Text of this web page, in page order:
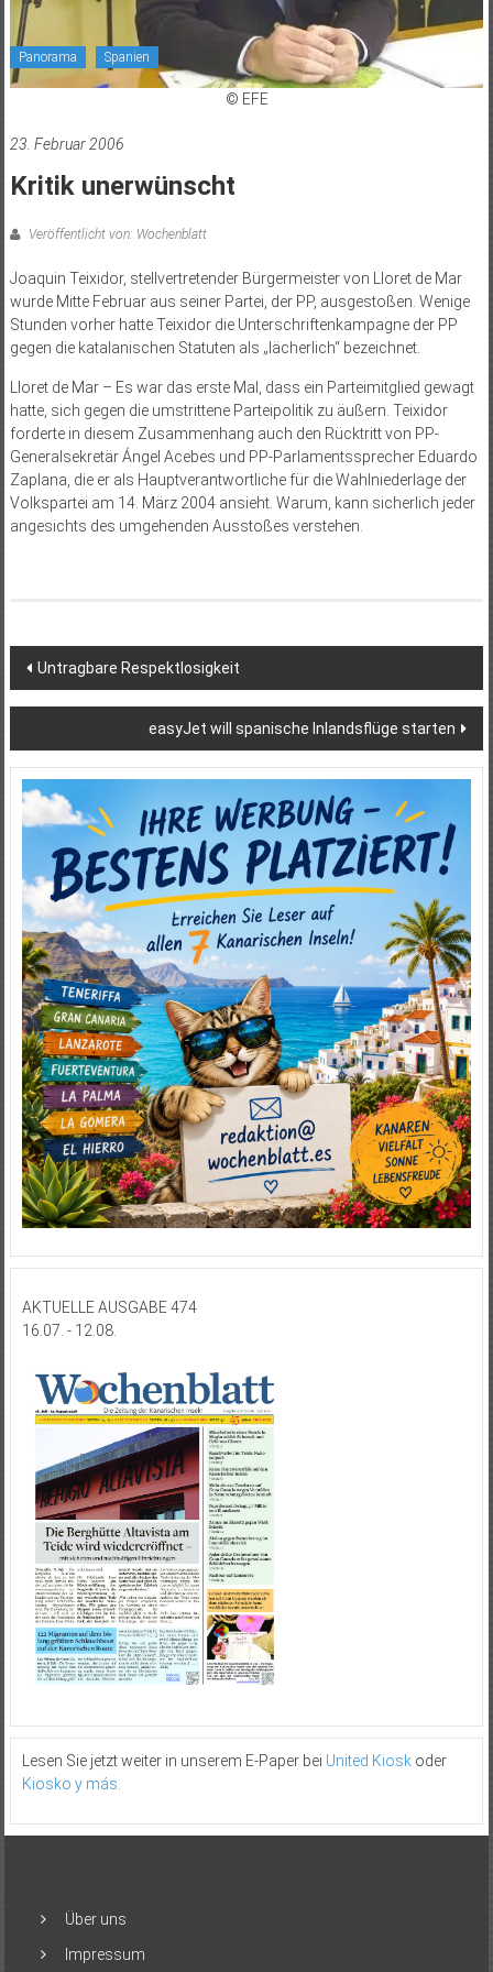
Panorama Spanien
© EFE
23. Februar 2006
Kritik unerwünscht
Veröffentlicht von: Wochenblatt
Joaquin Teixidor, stellvertretender Bürgermeister von Lloret de Mar
wurde Mitte Februar aus seiner Partei, der PP, ausgestoßen. Wenige
Stunden vorher hatte Teixidor die Unterschriftenkampagne der PP
gegen die katalanischen Statuten als „lächerlich“ bezeichnet.
Lloret de Mar – Es war das erste Mal, dass ein Parteimitglied gewagt
hatte, sich gegen die umstrittene Parteipolitik zu äußern. Teixidor
forderte in diesem Zusammenhang auch den Rücktritt von PP-
Generalsekretär Ángel Acebes und PP-Parlamentssprecher Eduardo
Zaplana, die er als Hauptverantwortliche für die Wahlniederlage der
Volkspartei am 14. März 2004 ansieht. Warum, kann sicherlich jeder
angesichts des umgehenden Ausstoßes verstehen.
Beitragsnavigation
Untragbare Respektlosigkeit
easyJet will spanische Inlandsflüge starten
AKTUELLE AUSGABE 474
16.07. - 12.08.
Lesen Sie jetzt weiter in unserem E-Paper bei United Kioskoder
Kiosko y más
Über uns
Impressum